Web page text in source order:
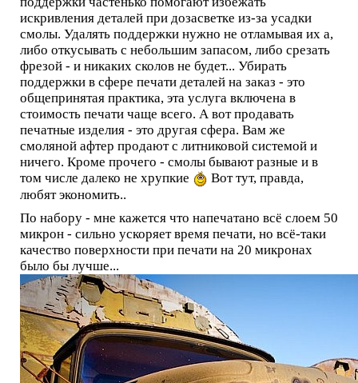
искривления деталей при дозасветке из-за усадки
смолы. Удалять поддержки нужно не отламывая их а,
либо откусывать с небольшим запасом, либо срезать
фрезой - и никаких сколов не будет... Убирать
поддержки в сфере печати деталей на заказ - это
общепринятая практика, эта услуга включена в
стоимость печати чаще всего. А вот продавать
печатные изделия - это другая сфера. Вам же
смоляной афтер продают с литниковой системой и
ничего. Кроме прочего - смолы бывают разные и в
том числе далеко не хрупкие
Вот тут, правда,
любят экономить..
По набору - мне кажется что напечатано всё слоем 50
микрон - сильно ускоряет время печати, но всё-таки
качество поверхности при печати на 20 микронах
было бы лучше...